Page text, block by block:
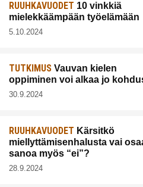
RUUHKAVUODET 10 vinkkiä
mielekkäämpään työelämään
5.10.2024
TUTKIMUS Vauvan kielen
oppiminen voi alkaa jo
30.9.2024
RUUHKAVUODET Kärsitkö
miellyttämisenhalusta vai
sanoa myös “ei”?
28.9.2024